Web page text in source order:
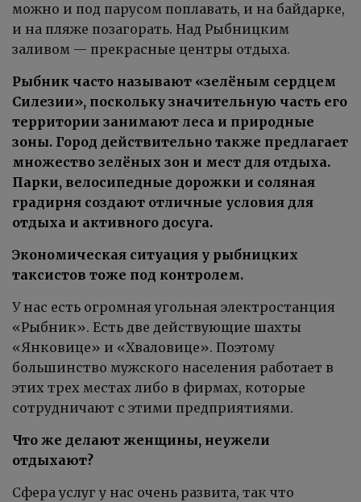
можно и под парусом поплавать, и на байдарке,
и на пляже позагорать. Над Рыбницким
заливом — прекрасные центры отдыха.
Рыбник часто называют «зелёным сердцем
Силезии», поскольку значительную часть его
территории занимают леса и природные
зоны. Город действительно также предлагает
множество зелёных зон и мест для отдыха.
Парки, велосипедные дорожки и соляная
градирня создают отличные условия для
отдыха и активного досуга.
Экономическая ситуация у рыбницких
таксистов тоже под контролем.
У нас есть огромная угольная электростанция
«Рыбник». Есть две действующие шахты
«Янковице» и «Хваловице». Поэтому
большинство мужского населения работает в
этих трех местах либо в фирмах, которые
сотрудничают с этими предприятиями.
Что же делают женщины, неужели
отдыхают?
Сфера услуг у нас очень развита, так что